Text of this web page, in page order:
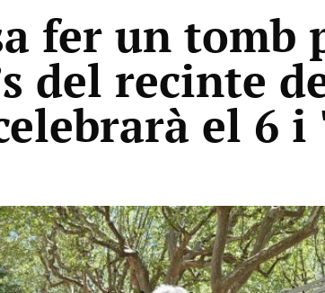
fer un tomb
del recinte
el 6 i